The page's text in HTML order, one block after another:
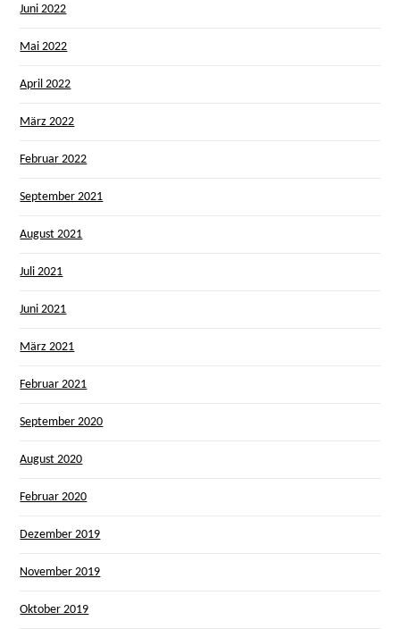
Juni 2022
Mai 2022
April 2022
März 2022
Februar 2022
September 2021
August 2021
Juli 2021
Juni 2021
März 2021
Februar 2021
September 2020
August 2020
Februar 2020
Dezember 2019
November 2019
Oktober 2019